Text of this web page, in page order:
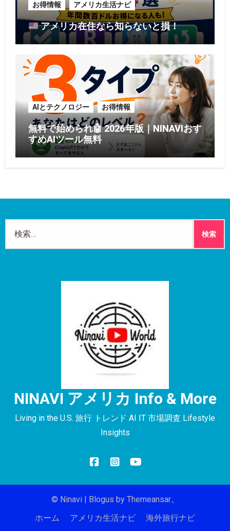
お得情報 アメリカ生活ナビ
アメリカ在住なら知らないと損！
AIとテクノロジー お得情報
無料で始められ🤖 2026年版｜NINAVIおす
すめAIツール無料
NINAVI アメリカ Info & More
Living in the U.S. 旅行 トレンド AI IT 市場調査 Lifestyle
Insights
© Ninavi | Blogus by Themeansar。
ホーム
アメリカ生活ナビ 海外旅行ナビ